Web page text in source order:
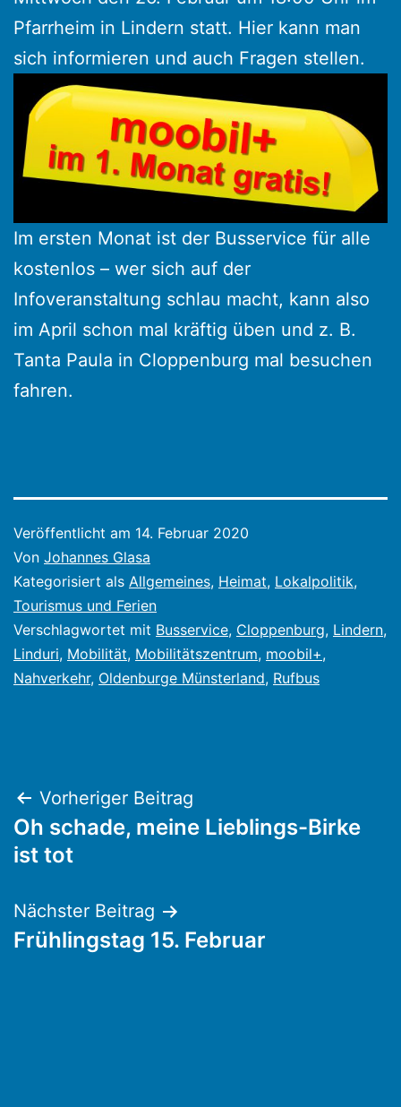
Pfarrheim in Lindern statt. Hier kann man
sich informieren und auch Fragen stellen.
Im ersten Monat ist der Busservice für alle
kostenlos – wer sich auf der
Infoveranstaltung schlau macht, kann also
im April schon mal kräftig üben und z. B.
Tanta Paula in Cloppenburg mal besuchen
fahren.
Veröffentlicht am 14. Februar 2020
Von Johannes Glasa
Kategorisiert als Allgemeines, Heimat, Lokalpolitik,
Tourismus und Ferien
Verschlagwortet mit Busservice, Cloppenburg, Lindern,
Linduri, Mobilität, Mobilitätszentrum, moobil+,
Nahverkehr, Oldenburge Münsterland, Rufbus
Beitragsnavigation
Vorheriger Beitrag
Oh schade, meine Lieblings-Birke
ist tot
Nächster Beitrag
Frühlingstag 15. Februar